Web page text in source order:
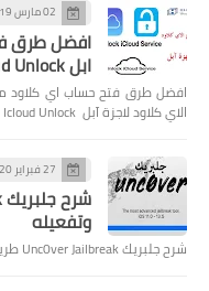
02 مارس 2019
افضل طرق
ابل Icloud Unlock
الاي كلاود لاجزة آبل Icloud Unlock
27 فبراير 2020
وتفعيله
شرح جلبريك Unc0ver Jailbreak طريقة تحميله وتفعيله جلبريك Unc0ver Jailbreak